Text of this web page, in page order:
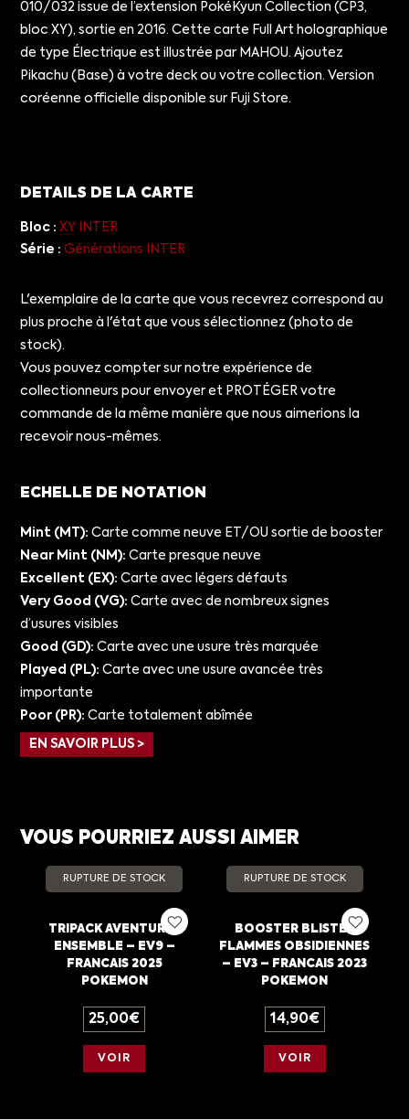
010/032 issue de l’extension PokéKyun Collection (CP3,
bloc XY), sortie en 2016. Cette carte Full Art holographique
de type Électrique est illustrée par MAHOU. Ajoutez
Pikachu (Base) à votre deck ou votre collection. Version
coréenne officielle disponible sur Fuji Store.
DETAILS DE LA CARTE
Bloc : XY INTER
Série : Générations INTER
L'exemplaire de la carte que vous recevrez correspond au
plus proche à l'état que vous sélectionnez (photo de
stock).
Vous pouvez compter sur notre expérience de
collectionneurs pour envoyer et PROTÉGER votre
commande de la même manière que nous aimerions la
recevoir nous-mêmes.
ECHELLE DE NOTATION
Mint (MT): Carte comme neuve ET/OU sortie de booster
Near Mint (NM): Carte presque neuve
Excellent (EX): Carte avec légers défauts
Very Good (VG): Carte avec de nombreux signes
d’usures visibles
Good (GD): Carte avec une usure très marquée
Played (PL): Carte avec une usure avancée très
importante
Poor (PR): Carte totalement abîmée
EN SAVOIR PLUS >
VOUS POURRIEZ AUSSI AIMER
RUPTURE DE STOCK
TRIPACK AVENTURES
ENSEMBLE – EV9 –
FRANCAIS 2025
POKEMON
25,00€
VOIR
RUPTURE DE STOCK
BOOSTER BLISTER
FLAMMES OBSIDIENNES
– EV3 – FRANCAIS 2023
POKEMON
14,90€
VOIR